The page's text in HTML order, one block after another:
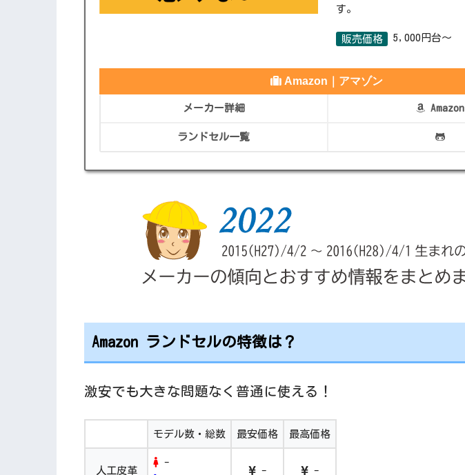
す。
販売価格 5,000円台～
Amazon｜アマゾン
メーカー詳細 Amazon
ランドセル一覧
Amazon ランドセルの特徴は？
激安でも大きな問題なく普通に使える！
モデル数・総数 最安価格 最高価格
人工皮革
-
- -